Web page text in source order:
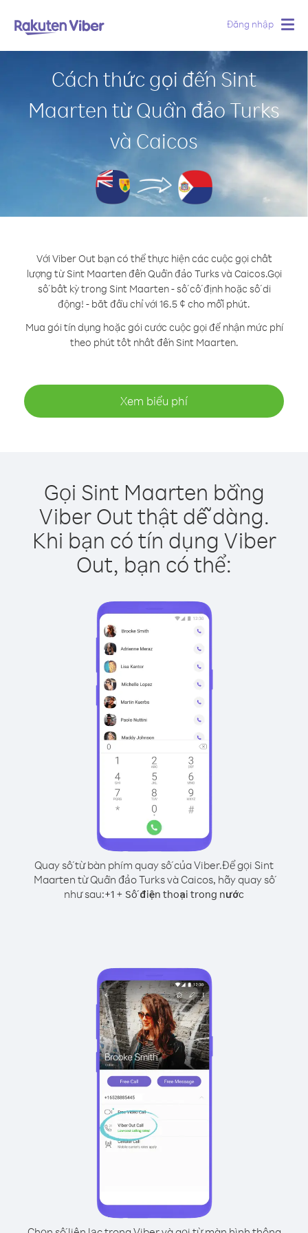
Đăng nhập
Cách thức gọi đến Sint
Maarten từ Quần đảo Turks
và Caicos
Với Viber Out bạn có thể thực hiện các cuộc gọi chất
lượng từ Sint Maarten đến Quần đảo Turks và Caicos.Gọi
số bất kỳ trong Sint Maarten - số cố định hoặc số di
động! - bắt đầu chỉ với 16.5 ¢ cho mỗi phút.
Mua gói tín dụng hoặc gói cước cuộc gọi để nhận mức phí
theo phút tốt nhất đến Sint Maarten.
Xem biểu phí
Gọi Sint Maarten bằng
Viber Out thật dễ dàng.
Khi bạn có tín dụng Viber
Out, bạn có thể:
Quay số từ bàn phím quay số của Viber.Để gọi Sint
Maarten từ Quần đảo Turks và Caicos, hãy quay số
như sau:+1 + Số điện thoại trong nước